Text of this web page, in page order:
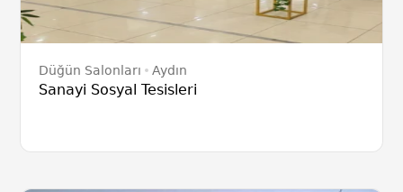
Düğün Salonları Aydın
Sanayi Sosyal Tesisleri